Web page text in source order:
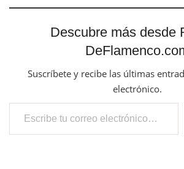
Descubre más desde
Suscríbete y recibe las últimas
electrónico.
Escribe tu correo electrónico…